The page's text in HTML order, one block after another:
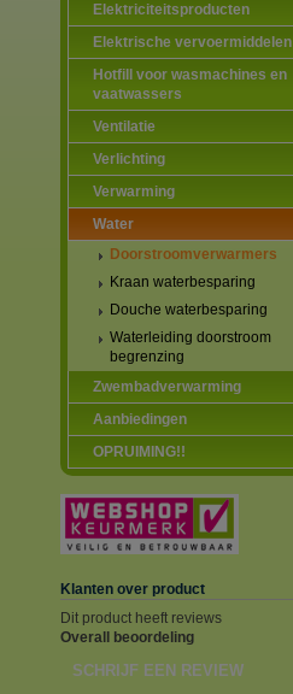
Elektriciteitsproducten
Elektrische vervoermiddelen
Hotfill voor wasmachines en
vaatwassers
Ventilatie
Verlichting
Verwarming
Water
Doorstroomverwarmers
Kraan waterbesparing
Douche waterbesparing
Waterleiding doorstroom
begrenzing
Zwembadverwarming
Aanbiedingen
OPRUIMING!!
Klanten over product
Dit product heeft reviews
Overall beoordeling
SCHRIJF EEN REVIEW